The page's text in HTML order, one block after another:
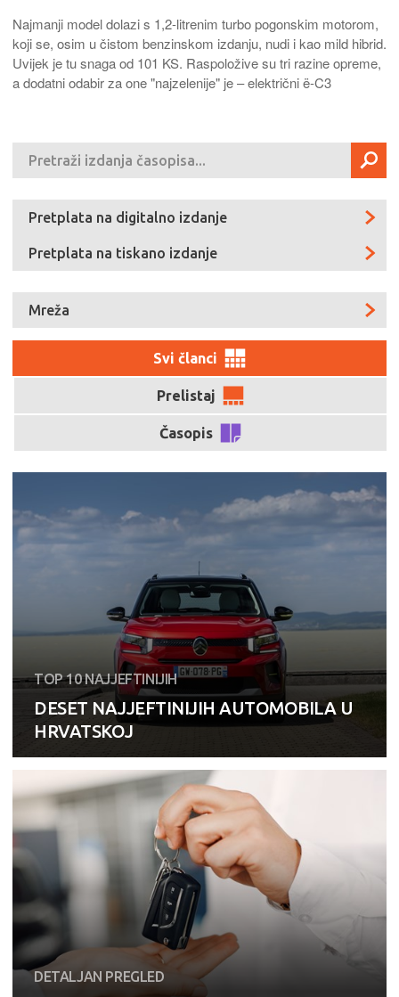
Najmanji model dolazi s 1,2-litrenim turbo pogonskim motorom,
koji se, osim u čistom benzinskom izdanju, nudi i kao mild hibrid.
Uvijek je tu snaga od 101 KS. Raspoložive su tri razine opreme,
a dodatni odabir za one "najzelenije" je – električni ë-C3
Pretplata na digitalno izdanje
Pretplata na tiskano izdanje
Mreža
Svi članci
Prelistaj
Časopis
TOP 10 NAJJEFTINIJIH
DESET NAJJEFTINIJIH AUTOMOBILA U
HRVATSKOJ
DETALJAN PREGLED